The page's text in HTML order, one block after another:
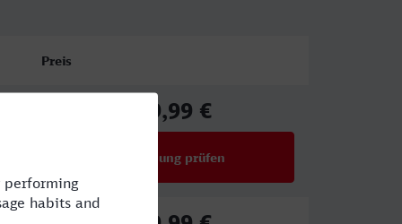
Preis
59,99 €
Verbindung prüfen